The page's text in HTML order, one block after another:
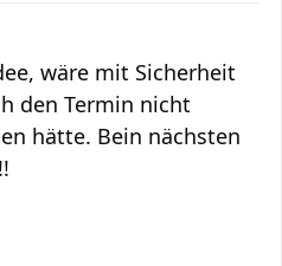
wäre mit Sicherheit
den Termin nicht
hätte. Bein nächsten